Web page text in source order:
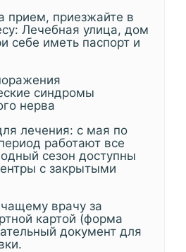
прием, приезжайте в
Лечебная улица, дом
себе иметь паспорт и
синдромы
нерва
лечения: с мая по
работают все
сезон доступны
с закрытыми
врачу за
картой (форма
документ для